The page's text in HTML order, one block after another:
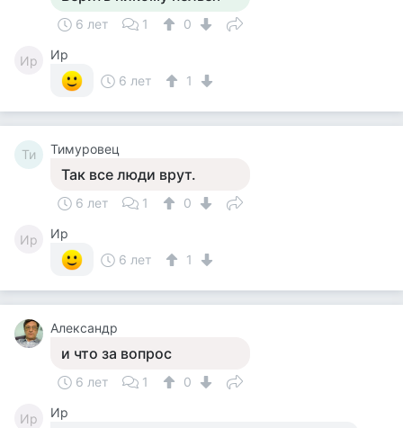
6 лет 1 0
Ир
Ир
6 лет
1
Ти Тимуровец
Так все люди врут.
6 лет 1 0
Ир
Ир
6 лет
1
Александр
и что за вопрос
6 лет 1 0
Ир Ир